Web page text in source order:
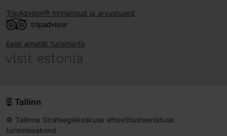
TripAdvisori® hinnangud ja arvustused
Eesti ametlik turismiinfo
© Tallinna Strateegiakeskuse ettevõtlusteenistuse
turismiosakond